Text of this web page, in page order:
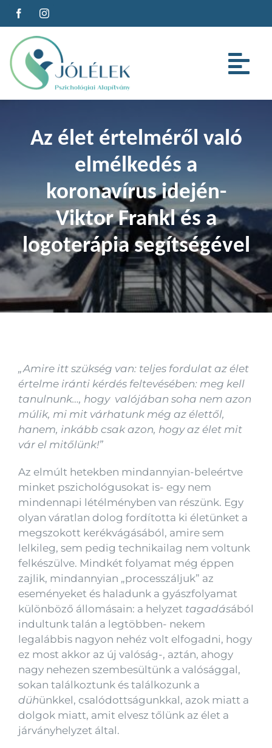
Kihagyás
Cégeknek
Oktatás
Cikkeink
Kapcsolat
Az élet értelméről való
elmélkedés a
koronavírus idején-
Viktor Frankl és a
logoterápia segítségével
„Amire itt szükség van: teljes fordulat az élet
értelme iránti kérdés feltevésében: meg kell
tanulnunk…, hogy valójában soha nem azon
múlik, mi mit várhatunk még az élettől,
hanem, inkább csak azon, hogy az élet mit
vár el mitőlünk!”
Az elmúlt hetekben mindannyian-beleértve
minket pszichológusokat is- egy nem
mindennapi létélményben van részünk. Egy
olyan váratlan dolog fordította ki életünket a
megszokott kerékvágásából, amire sem
lelkileg, sem pedig technikailag nem voltunk
felkészülve. Mindkét folyamat még éppen
zajlik, mindannyian „processzáljuk” az
eseményeket és haladunk a gyászfolyamat
különböző állomásain: a helyzet tagadásából
indultunk talán a legtöbben- nekem
legalábbis nagyon nehéz volt elfogadni, hogy
ez most akkor az új valóság-, aztán, ahogy
nagy nehezen szembesültünk a valósággal,
sokan találkoztunk és találkozunk a
dühünkkel, csalódottságunkkal, azok miatt a
dolgok miatt, amit elvesz tőlünk az élet a
járványhelyzet által.